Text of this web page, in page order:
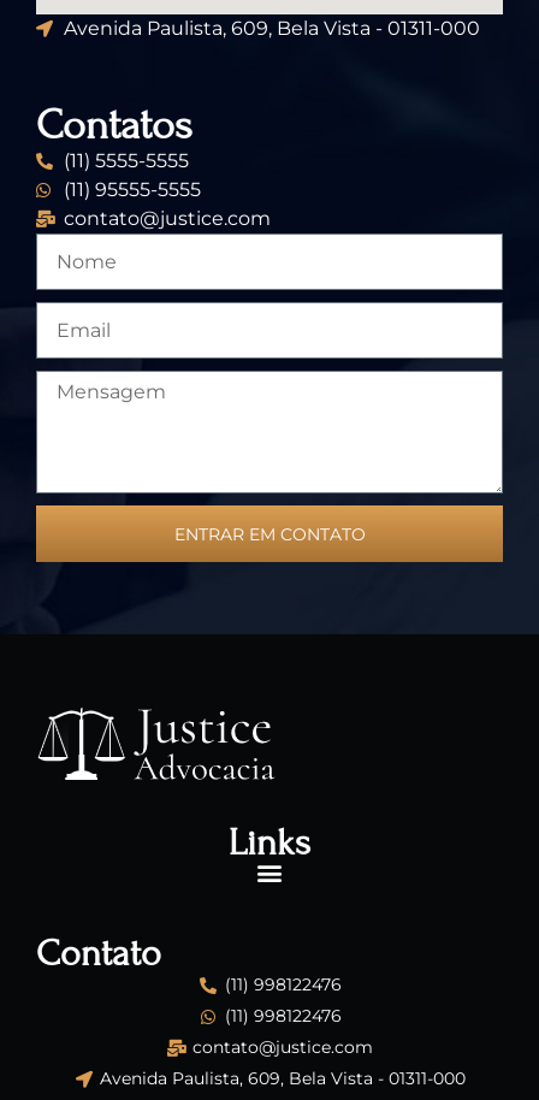
Avenida Paulista, 609, Bela Vista - 01311-000
Contatos
(11) 5555-5555
(11) 95555-5555
contato@justice.com
ENTRAR EM CONTATO
Links
Contato
(11) 998122476
(11) 998122476
contato@justice.com
Avenida Paulista, 609, Bela Vista - 01311-000